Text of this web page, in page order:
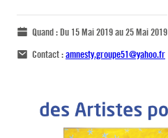
Quand :Du 15 Mai 2019 au 25 Mai 2019
Contact :amnesty.groupe51@yahoo.fr